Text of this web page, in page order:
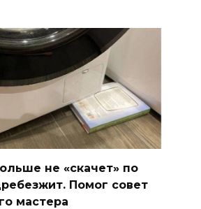
не «скачет» по
Помог совет
мастера